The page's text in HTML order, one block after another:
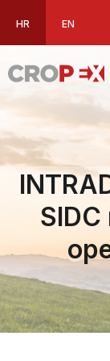
HR EN